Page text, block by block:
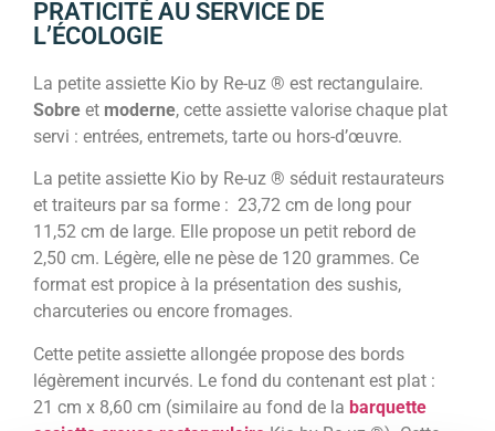
PRATICITÉ AU SERVICE DE
L’ÉCOLOGIE
La petite assiette Kio by Re-uz ® est rectangulaire.
Sobre et moderne, cette assiette valorise chaque plat
servi : entrées, entremets, tarte ou hors-d’œuvre.
La petite assiette Kio by Re-uz ® séduit restaurateurs
et traiteurs par sa forme : 23,72 cm de long pour
11,52 cm de large. Elle propose un petit rebord de
2,50 cm. Légère, elle ne pèse de 120 grammes. Ce
format est propice à la présentation des sushis,
charcuteries ou encore fromages.
Cette petite assiette allongée propose des bords
légèrement incurvés. Le fond du contenant est plat :
21 cm x 8,60 cm (similaire au fond de la barquette